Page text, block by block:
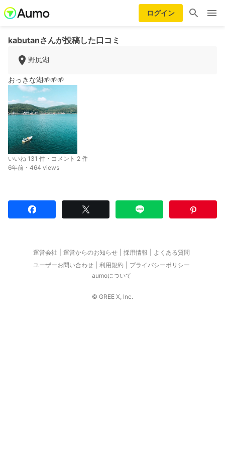
ログイン
kabutanさんが投稿した口コミ
野尻湖
おっきな湖🌱🌱🌱
いいね 131 件・コメント 2 件
6年前・464 views
運営会社 運営からのお知らせ 採用情報
よくある質問
ユーザーお問い合わせ
利用規約
プライバシーポリシー
aumoについて
© GREE X, Inc.